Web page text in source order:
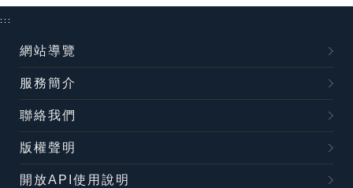
:::
網站導覽
服務簡介
聯絡我們
版權聲明
開放API使用說明